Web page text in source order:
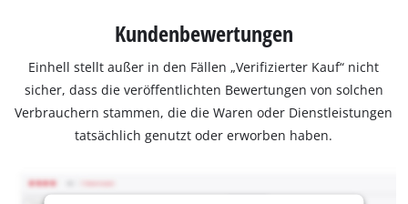
Kundenbewertungen
Einhell stellt außer in den Fällen „Verifizierter Kauf“ nicht
sicher, dass die veröffentlichten Bewertungen von solchen
Verbrauchern stammen, die die Waren oder Dienstleistungen
tatsächlich genutzt oder erworben haben.